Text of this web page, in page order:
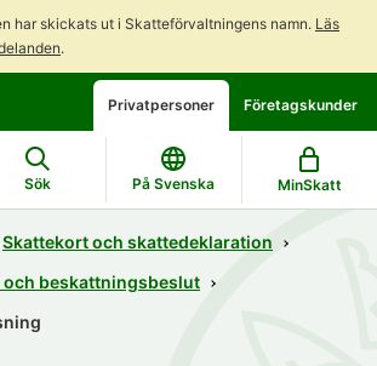
har skickats ut i Skatteförvaltningens namn. Läs
.
Gå
direkt
till
innehållet
Gå
till
hela
webbplatsens
sökning
Öppna
en
chattbot-
diskussion
Privatpersoner Företagskunder
Sök På Svenska MinSkatt
Skattekort och skattedeklaration
beskattningsbeslut